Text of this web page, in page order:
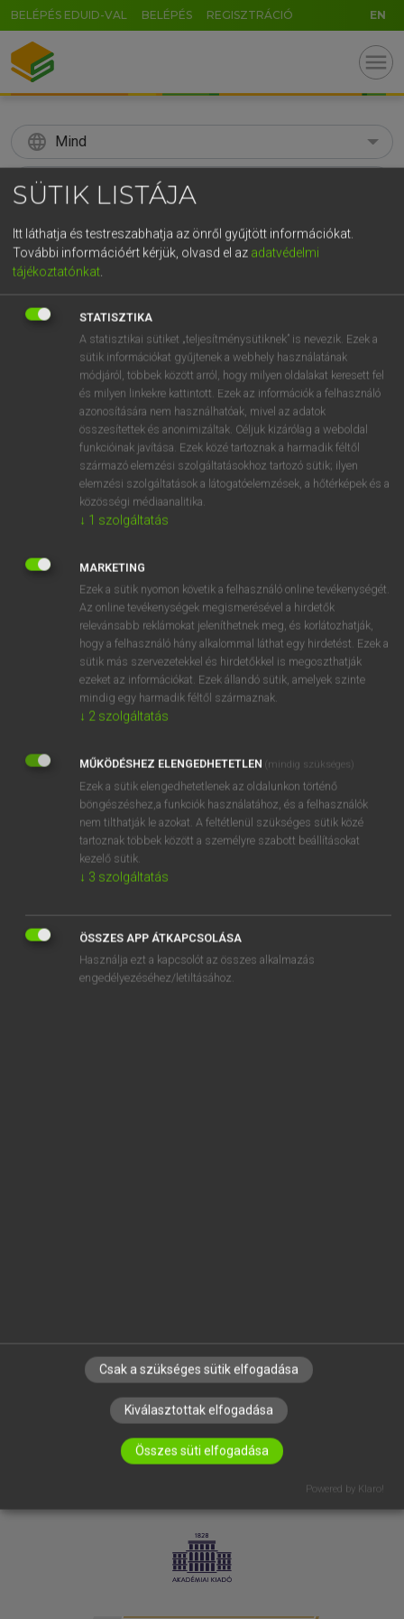
BELÉPÉS EDUID-VAL BELÉPÉS REGISZTRÁCIÓ EN
menu
language Mind
search
KERESÉS
Díjmentes angol szótár
spectacular mn látványos
mutatós
fn
látványos
látványosság
látnivaló
szuperprodukció
⚲ spectacularkeresése szótárainkban
DÍJMENTES ANGOL SZÓTÁR
spectacle
spectacle case
spectacled
spectacular
spectator
spectator sport
SZOTAR.NET APPLIKÁCIÓ
IRATKOZZ FEL HÍRLEVELÜNKRE!
SÜTIK LISTÁJA
Itt láthatja és testreszabhatja az önről gyűjtött információkat.
További információért kérjük, olvasd el az adatvédelmi
tájékoztatónkat.
STATISZTIKA
A statisztikai sütiket „teljesítménysütiknek” is nevezik. Ezek a
sütik információkat gyűjtenek a webhely használatának
módjáról, többek között arról, hogy milyen oldalakat keresett fel
és milyen linkekre kattintott. Ezek az információk a felhasználó
azonosítására nem használhatóak, mivel az adatok
összesítettek és anonimizáltak. Céljuk kizárólag a weboldal
funkcióinak javítása. Ezek közé tartoznak a harmadik féltől
származó elemzési szolgáltatásokhoz tartozó sütik; ilyen
elemzési szolgáltatások a látogatóelemzések, a hőtérképek és a
közösségi médiaanalitika.
↓ 1 szolgáltatás
MARKETING
Ezek a sütik nyomon követik a felhasználó online tevékenységét.
Az online tevékenységek megismerésével a hirdetők
relevánsabb reklámokat jeleníthetnek meg, és korlátozhatják,
hogy a felhasználó hány alkalommal láthat egy hirdetést. Ezek a
sütik más szervezetekkel és hirdetőkkel is megoszthatják
ezeket az információkat. Ezek állandó sütik, amelyek szinte
mindig egy harmadik féltől származnak.
↓ 2 szolgáltatás
MŰKÖDÉSHEZ ELENGEDHETETLEN (mindig szükséges)
Ezek a sütik elengedhetetlenek az oldalunkon történő
böngészéshez,a funkciók használatához, és a felhasználók
nem tilthatják le azokat. A feltétlenül szükséges sütik közé
tartoznak többek között a személyre szabott beállításokat
kezelő sütik.
↓ 3 szolgáltatás
ÖSSZES APP ÁTKAPCSOLÁSA
Használja ezt a kapcsolót az összes alkalmazás
engedélyezéséhez/letiltásához.
Csak a szükséges sütik elfogadása
Kiválasztottak elfogadása
Összes süti elfogadása
Powered by Klaro!
5 6 7 8 9 ö ü ó
j k
n m , . - AltGr